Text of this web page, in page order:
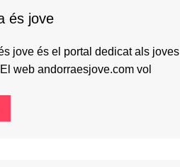
és jove
jove és el portal dedicat als joves
web andorraesjove.com vol